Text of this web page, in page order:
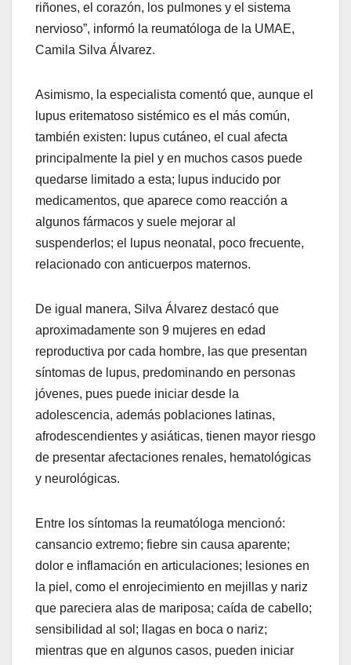
riñones, el corazón, los pulmones y el sistema
nervioso”, informó la reumatóloga de la UMAE,
Camila Silva Álvarez.
Asimismo, la especialista comentó que, aunque el
lupus eritematoso sistémico es el más común,
también existen: lupus cutáneo, el cual afecta
principalmente la piel y en muchos casos puede
quedarse limitado a esta; lupus inducido por
medicamentos, que aparece como reacción a
algunos fármacos y suele mejorar al
suspenderlos; el lupus neonatal, poco frecuente,
relacionado con anticuerpos maternos.
De igual manera, Silva Álvarez destacó que
aproximadamente son 9 mujeres en edad
reproductiva por cada hombre, las que presentan
síntomas de lupus, predominando en personas
jóvenes, pues puede iniciar desde la
adolescencia, además poblaciones latinas,
afrodescendientes y asiáticas, tienen mayor riesgo
de presentar afectaciones renales, hematológicas
y neurológicas.
Entre los síntomas la reumatóloga mencionó:
cansancio extremo; fiebre sin causa aparente;
dolor e inflamación en articulaciones; lesiones en
la piel, como el enrojecimiento en mejillas y nariz
que pareciera alas de mariposa; caída de cabello;
sensibilidad al sol; llagas en boca o nariz;
mientras que en algunos casos, pueden iniciar